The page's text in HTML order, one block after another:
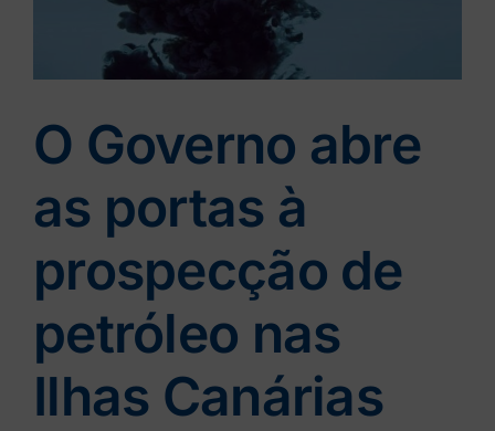
O Governo abre
as portas à
prospecção de
petróleo nas
Ilhas Canárias